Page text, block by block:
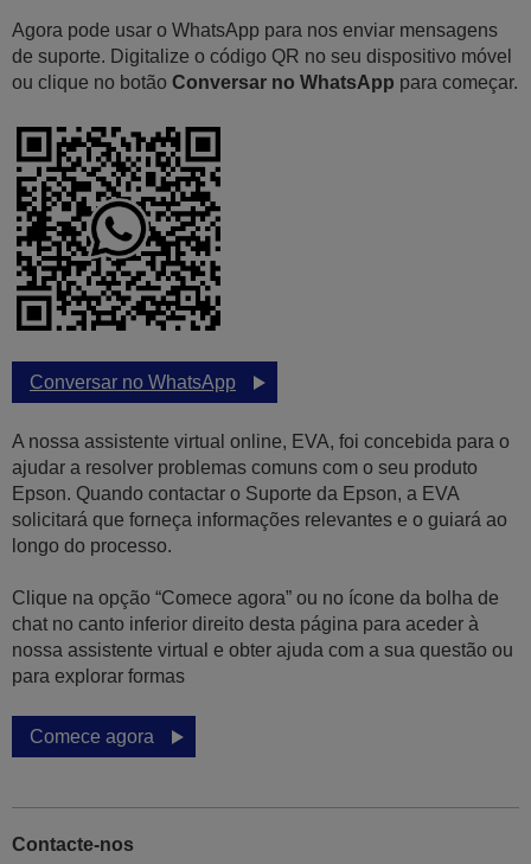
Agora pode usar o WhatsApp para nos enviar mensagens
de suporte. Digitalize o código QR no seu dispositivo móvel
ou clique no botão Conversar no WhatsApp para começar.
Conversar no WhatsApp
A nossa assistente virtual online, EVA, foi concebida para o
ajudar a resolver problemas comuns com o seu produto
Epson. Quando contactar o Suporte da Epson, a EVA
solicitará que forneça informações relevantes e o guiará ao
longo do processo.
Clique na opção “Comece agora” ou no ícone da bolha de
chat no canto inferior direito desta página para aceder à
nossa assistente virtual e obter ajuda com a sua questão ou
para explorar formas
Comece agora
Contacte-nos